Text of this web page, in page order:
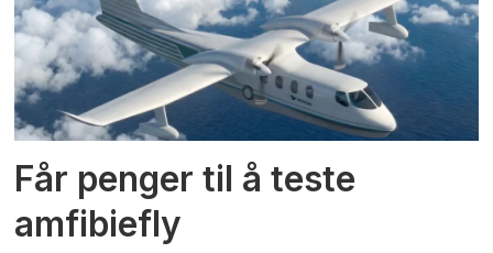
Får penger til å teste
amfibiefly